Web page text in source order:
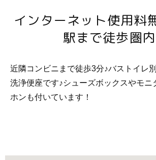
インターネット使用料
駅まで徒歩圏
近隣コンビニまで徒歩3分♪バストイレ
洗浄便座です♪シューズボックスやモニ
ホンも付いています！